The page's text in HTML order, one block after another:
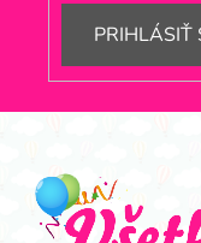
PRIHLÁSIŤ
Z